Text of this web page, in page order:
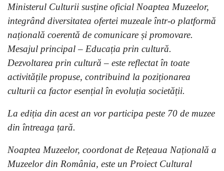
Ministerul Culturii susține oficial Noaptea Muzeelor,
integrând diversitatea ofertei muzeale într-o platformă
națională coerentă de comunicare și promovare.
Mesajul principal – Educația prin cultură.
Dezvoltarea prin cultură – este reflectat în toate
activitățile propuse, contribuind la poziționarea
culturii ca factor esențial în evoluția societății.
La ediția din acest an vor participa peste 70 de muzee
din întreaga țară.
Noaptea Muzeelor, coordonat de Rețeaua Națională a
Muzeelor din România, este un Proiect Cultural